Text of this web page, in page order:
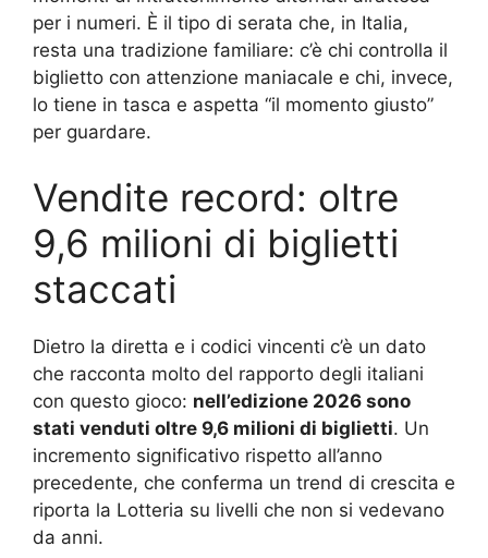
per i numeri. È il tipo di serata che, in Italia,
resta una tradizione familiare: c’è chi controlla il
biglietto con attenzione maniacale e chi, invece,
lo tiene in tasca e aspetta “il momento giusto”
per guardare.
Vendite record: oltre
9,6 milioni di biglietti
staccati
Dietro la diretta e i codici vincenti c’è un dato
che racconta molto del rapporto degli italiani
con questo gioco: nell’edizione 2026 sono
stati venduti oltre 9,6 milioni di biglietti. Un
incremento significativo rispetto all’anno
precedente, che conferma un trend di crescita e
riporta la Lotteria su livelli che non si vedevano
da anni.